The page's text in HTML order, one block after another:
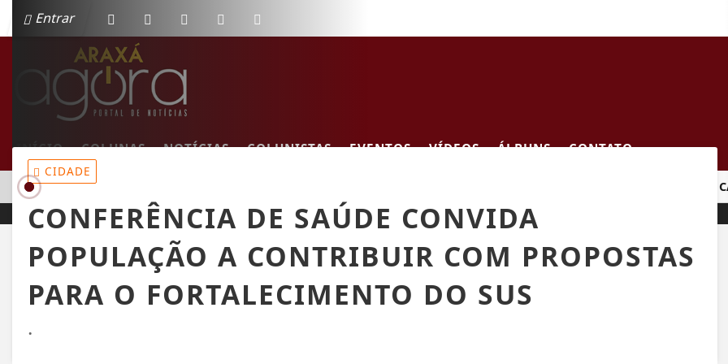
Entrar
INÍCIO COLUNAS NOTÍCIAS COLUNISTAS EVENTOS VÍDEOS ÁLBUNS CONTATO
MULHER MORRE EM COLISÃO FRONTAL ENTRE CARRO E CAMINHÃO NA BR-262 CRIANÇA DE 2 ANOS MORRE APÓS
EM ALTA
CIDADE
CONFERÊNCIA DE SAÚDE CONVIDA
POPULAÇÃO A CONTRIBUIR COM PROPOSTAS
PARA O FORTALECIMENTO DO SUS
.